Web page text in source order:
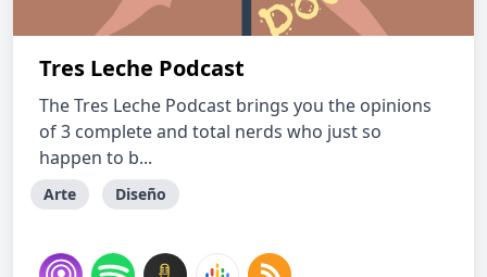
Tres Leche Podcast
The Tres Leche Podcast brings you the opinions
of 3 complete and total nerds who just so
happen to b...
Arte Diseño